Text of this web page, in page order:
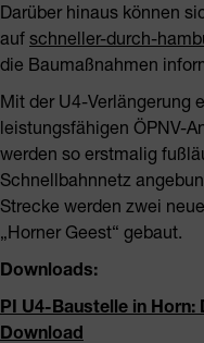
Darüber hinaus können
auf schneller-durch-
die Baumaßnahmen
Mit der U4-Verlängerung
leistungsfähigen ÖPNV-
werden so erstmalig
Schnellbahnnetz
Strecke werden zwei
„Horner Geest“ gebaut.
Downloads:
PI U4-Baustelle in Horn:
Download